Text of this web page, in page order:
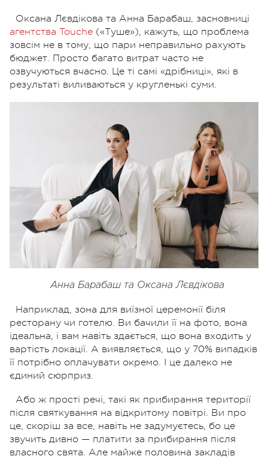
Оксана Лєвдікова та Анна Барабаш, засновниці
агентства Touche («Туше»), кажуть, що проблема
зовсім не в тому, що пари неправильно рахують
бюджет. Просто багато витрат часто не
озвучуються вчасно. Це ті самі «дрібниці», які в
результаті виливаються у кругленькі суми.
Анна Барабаш та Оксана Лєвдікова
Наприклад, зона для виїзної церемонії біля
ресторану чи готелю. Ви бачили її на фото, вона
ідеальна, і вам навіть здається, що вона входить у
вартість локації. А виявляється, що у 70% випадків
її потрібно оплачувати окремо. І це далеко не
єдиний сюрприз.
Або ж прості речі, такі як прибирання території
після святкування на відкритому повітрі. Ви про
це, скоріш за все, навіть не задумуєтесь, бо це
звучить дивно — платити за прибирання після
власного свята. Але майже половина закладів